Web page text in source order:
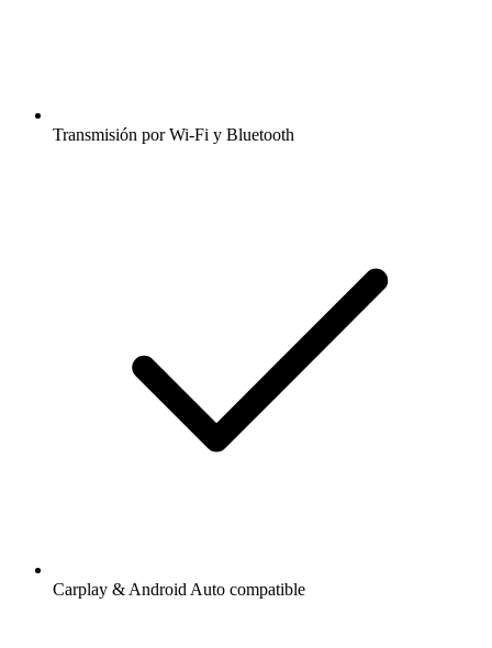
Transmisión por Wi-Fi y Bluetooth
Carplay & Android Auto compatible